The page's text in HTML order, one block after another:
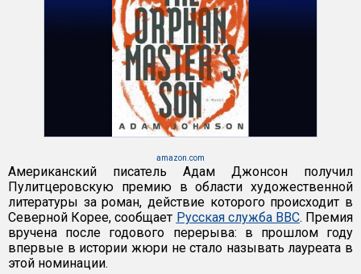
amazon.com
Американский писатель Адам Джонсон получил
Пулитцеровскую премию в области художественной
литературы за роман, действие которого происходит в
Северной Корее, сообщает Русская служба BBC. Премия
вручена после годового перерыва: в прошлом году
впервые в истории жюри не стало называть лауреата в
этой номинации.